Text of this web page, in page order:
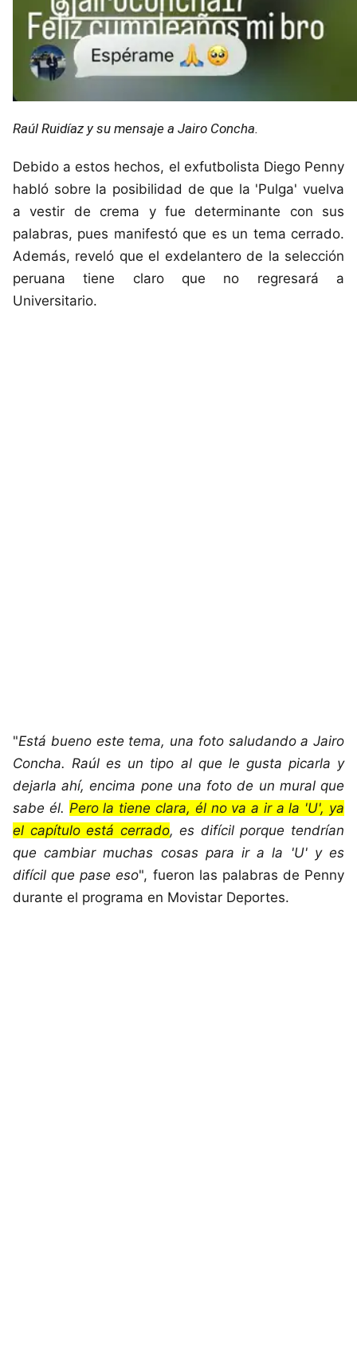
Raúl Ruidíaz y su mensaje a Jairo Concha.
Debido a estos hechos, el exfutbolista Diego Penny
habló sobre la posibilidad de que la 'Pulga' vuelva
a vestir de crema y fue determinante con sus
palabras, pues manifestó que es un tema cerrado.
Además, reveló que el exdelantero de la selección
peruana tiene claro que no regresará a
Universitario.
"Está bueno este tema, una foto saludando a Jairo
Concha. Raúl es un tipo al que le gusta picarla y
dejarla ahí, encima pone una foto de un mural que
sabe él. Pero la tiene clara, él no va a ir a la 'U', ya
el capítulo está cerrado, es difícil porque tendrían
que cambiar muchas cosas para ir a la 'U' y es
difícil que pase eso", fueron las palabras de Penny
durante el programa en Movistar Deportes.